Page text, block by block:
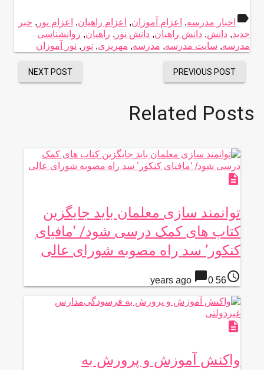
label اخبار مدرسه, اعزام آموزان, اعزام راهیان, اعزام نور , خبر
جدید, دانش, دانش راهیان, دانش نور , راهیان, روانشناسی
مدرسه, سایت مدرسه, مدرسه, مهریزی, نور , نور آموزان
PREVIOUS POST
NEXT POST
Related Posts
description
توانمند سازی معلمان باید جایگزین
کتاب های کمک درسی شود/ ‘مافیای
کنکور’ سد راه مصوبه شورای عالی
access_time
56 years ago
chat_bubble0
description
واکنش آموزش و پرورش به